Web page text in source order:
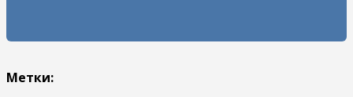
Метки: